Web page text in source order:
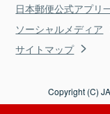
日本郵便公式アプリ
ソーシャルメディア
サイトマップ
Copyright (C)